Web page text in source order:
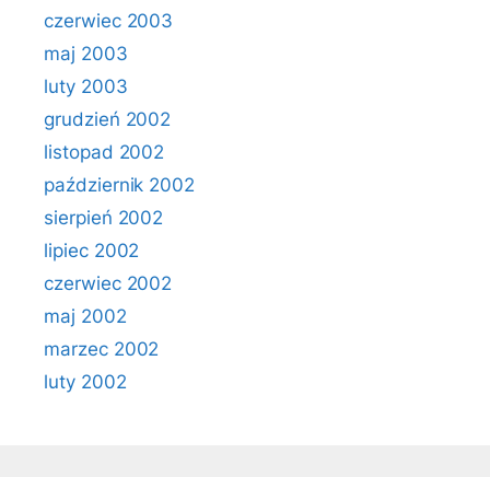
czerwiec 2003
maj 2003
luty 2003
grudzień 2002
listopad 2002
październik 2002
sierpień 2002
lipiec 2002
czerwiec 2002
maj 2002
marzec 2002
luty 2002